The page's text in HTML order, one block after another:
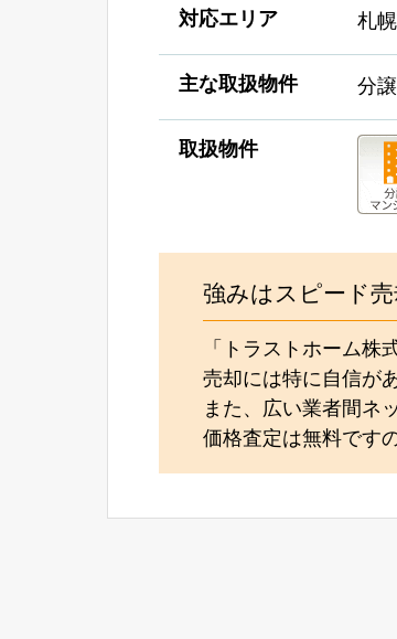
対応エリア 札
主な取扱物件 分
取扱物件
強みはスピード売
「トラストホーム
売却には特に自信が
また、広い業者間ネ
価格査定は無料です